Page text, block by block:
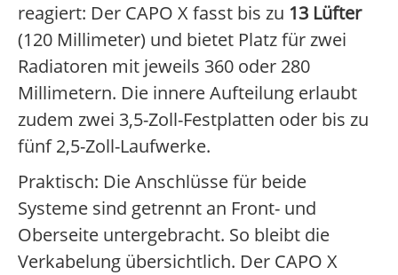
reagiert: Der CAPO X fasst bis zu 13 Lüfter
(120 Millimeter) und bietet Platz für zwei
Radiatoren mit jeweils 360 oder 280
Millimetern. Die innere Aufteilung erlaubt
zudem zwei 3,5-Zoll-Festplatten oder bis zu
fünf 2,5-Zoll-Laufwerke.
Praktisch: Die Anschlüsse für beide
Systeme sind getrennt an Front- und
Oberseite untergebracht. So bleibt die
Verkabelung übersichtlich. Der CAPO X